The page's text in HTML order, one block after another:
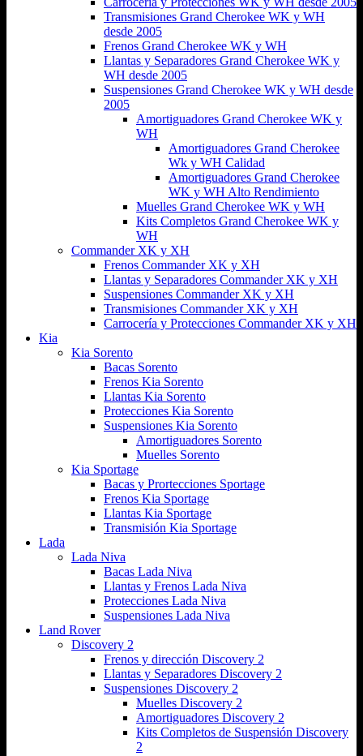
Transmisiones Grand Cherokee WK y WH
desde 2005
Frenos Grand Cherokee WK y WH
Llantas y Separadores Grand Cherokee WK y
WH desde 2005
Suspensiones Grand Cherokee WK y WH desde
2005
Amortiguadores Grand Cherokee WK y
WH
Amortiguadores Grand Cherokee
Wk y WH Calidad
Amortiguadores Grand Cherokee
WK y WH Alto Rendimiento
Muelles Grand Cherokee WK y WH
Kits Completos Grand Cherokee WK y
WH
Commander XK y XH
Frenos Commander XK y XH
Llantas y Separadores Commander XK y XH
Suspensiones Commander XK y XH
Transmisiones Commander XK y XH
Carrocería y Protecciones Commander XK y XH
Kia
Kia Sorento
Bacas Sorento
Frenos Kia Sorento
Llantas Kia Sorento
Protecciones Kia Sorento
Suspensiones Kia Sorento
Amortiguadores Sorento
Muelles Sorento
Kia Sportage
Bacas y Prortecciones Sportage
Frenos Kia Sportage
Llantas Kia Sportage
Transmisión Kia Sportage
Lada
Lada Niva
Bacas Lada Niva
Llantas y Frenos Lada Niva
Protecciones Lada Niva
Suspensiones Lada Niva
Land Rover
Discovery 2
Frenos y dirección Discovery 2
Llantas y Separadores Discovery 2
Suspensiones Discovery 2
Muelles Discovery 2
Amortiguadores Discovery 2
Kits Completos de Suspensión Discovery
2